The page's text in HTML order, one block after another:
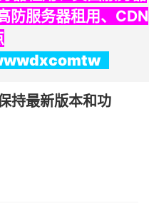
防服务器租用、 CDN
持最新版本和功